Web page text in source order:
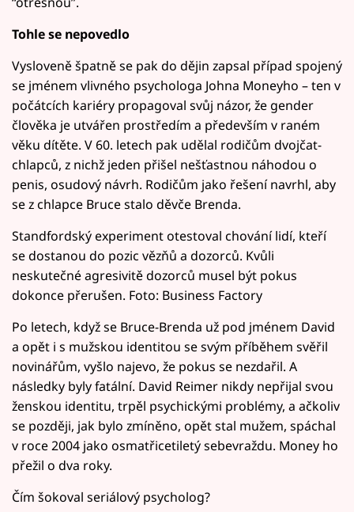
Tohle se nepovedlo
Vysloveně špatně se pak do dějin zapsal případ spojený
se jménem vlivného psychologa Johna Moneyho – ten v
počátcích kariéry propagoval svůj názor, že gender
člověka je utvářen prostředím a především v raném
věku dítěte. V 60. letech pak udělal rodičům dvojčat-
chlapců, z nichž jeden přišel nešťastnou náhodou o
penis, osudový návrh. Rodičům jako řešení navrhl, aby
se z chlapce Bruce stalo děvče Brenda.
Standfordský experiment otestoval chování lidí, kteří
se dostanou do pozic vězňů a dozorců. Kvůli
neskutečné agresivitě dozorců musel být pokus
dokonce přerušen. Foto: Business Factory
Po letech, když se Bruce-Brenda už pod jménem David
a opět i s mužskou identitou se svým příběhem svěřil
novinářům, vyšlo najevo, že pokus se nezdařil. A
následky byly fatální. David Reimer nikdy nepřijal svou
ženskou identitu, trpěl psychickými problémy, a ačkoliv
se později, jak bylo zmíněno, opět stal mužem, spáchal
v roce 2004 jako osmatřicetiletý sebevraždu. Money ho
přežil o dva roky.
Čím šokoval seriálový psycholog?